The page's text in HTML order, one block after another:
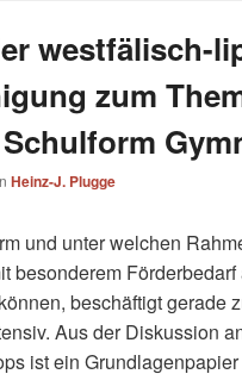
westfälisch-
zum
Heinz-J. Plugge
und unter welchen
besonderem
beschäftigt gerade
Aus der Diskussion
ist ein